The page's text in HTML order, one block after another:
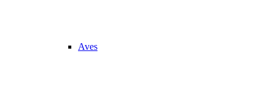
Aves